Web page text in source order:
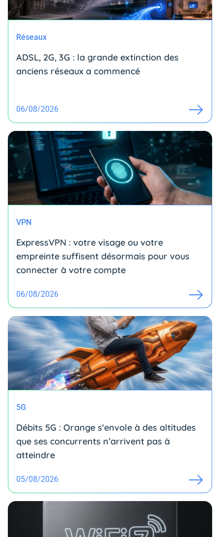
Réseaux
ADSL, 2G, 3G : la grande extinction des
anciens réseaux a commencé
06/08/2026
VPN
ExpressVPN : votre visage ou votre
empreinte suffisent désormais pour vous
connecter à votre compte
06/08/2026
5G
Débits 5G : Orange s'envole à des altitudes
que ses concurrents n’arrivent pas à
atteindre
05/08/2026